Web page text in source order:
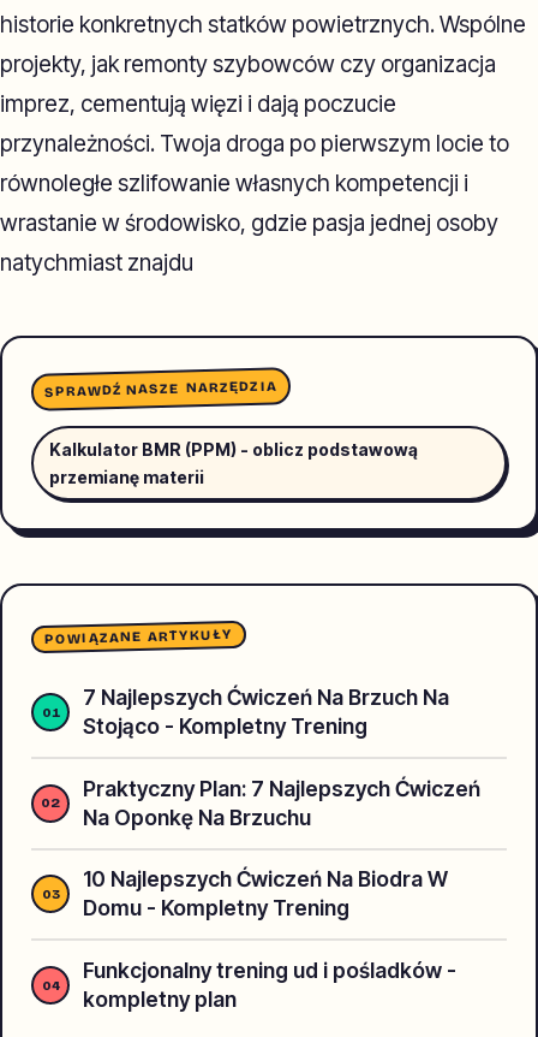
historie konkretnych statków powietrznych. Wspólne
projekty, jak remonty szybowców czy organizacja
imprez, cementują więzi i dają poczucie
przynależności. Twoja droga po pierwszym locie to
równoległe szlifowanie własnych kompetencji i
wrastanie w środowisko, gdzie pasja jednej osoby
natychmiast znajdu
SPRAWDŹ NASZE NARZĘDZIA
Kalkulator BMR (PPM) - oblicz podstawową
przemianę materii
POWIĄZANE ARTYKUŁY
7 Najlepszych Ćwiczeń Na Brzuch Na
Stojąco - Kompletny Trening
Praktyczny Plan: 7 Najlepszych Ćwiczeń
Na Oponkę Na Brzuchu
10 Najlepszych Ćwiczeń Na Biodra W
Domu - Kompletny Trening
Funkcjonalny trening ud i pośladków -
kompletny plan